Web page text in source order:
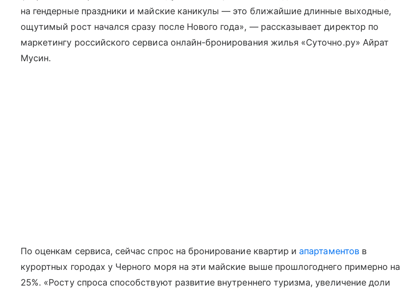
на гендерные праздники и майские каникулы — это ближайшие длинные выходные,
ощутимый рост начался сразу после Нового года», — рассказывает директор по
маркетингу российского сервиса онлайн-бронирования жилья «Суточно.ру» Айрат
Мусин.
По оценкам сервиса, сейчас спрос на бронирование квартир и апартаментовв
курортных городах у Черного моря на эти майские выше прошлогоднего примерно на
25%. «Росту спроса способствуют развитие внутреннего туризма, увеличение доли